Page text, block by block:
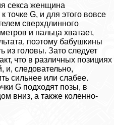
ceкcа женщина
точке G, и для этого вовсе
сверхдлинного
и пальца хватает,
поэтому бабушкины
из головы. Зато следует
что в различных позициях
и, следовательно,
сильнее или слабее.
G подходят позы, в
вниз, а также коленно-